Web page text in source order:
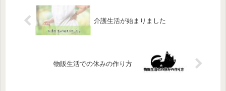
入先、販売先やはりいくつも
持っていたほうがいいです
ね。 私は現在 ・ヤフオク...介護生活が始まりました
物販生活での休みの作り方